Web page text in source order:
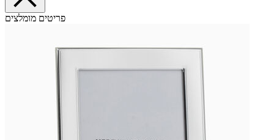
פריטים מומלצים